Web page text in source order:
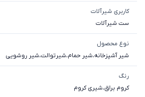
کاربری شیرآلات
ست شیرآلات
نوع محصول
شیر آشپزخانه،شیر حمام،شیرتوالت،شیر روشویی
رنگ
کروم براق،شیری کروم